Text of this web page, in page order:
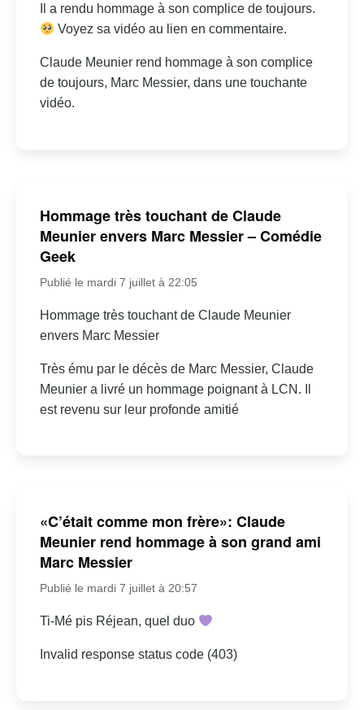
Il a rendu hommage à son complice de toujours.
Voyez sa vidéo au lien en commentaire.
Claude Meunier rend hommage à son complice
de toujours, Marc Messier, dans une touchante
vidéo.
Hommage très touchant de Claude
Meunier envers Marc Messier – Comédie
Geek
Publié le mardi 7 juillet à 22:05
Hommage très touchant de Claude Meunier
envers Marc Messier
Très ému par le décès de Marc Messier, Claude
Meunier a livré un hommage poignant à LCN. Il
est revenu sur leur profonde amitié
«C’était comme mon frère»: Claude
Meunier rend hommage à son grand ami
Marc Messier
Publié le mardi 7 juillet à 20:57
Ti-Mé pis Réjean, quel duo
Invalid response status code (403)